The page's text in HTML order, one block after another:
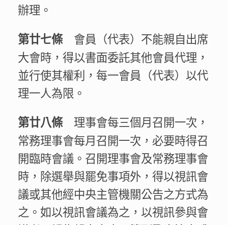
辦理。
第廿七條會員（代表）不能親自出席
大會時，得以書面委託其他會員代理，
並行使其權利，每一會員（代表）以代
理一人為限。
第廿八條理事會每三個月召開一次，
常務理事會每月召開一次，必要時得召
開臨時會議。召開理事會及常務理事會
時，除選舉與罷免事項外，得以視訊會
議或其他經中央主管機關公告之方式為
之。如以視訊會議為之，以視訊參與會